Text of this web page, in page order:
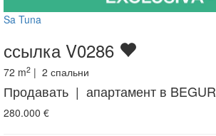
Sa Tuna
ссылка V0286
72 m2 | 2 спальни
Продавать | апартамент в BEGUR
280.000 €